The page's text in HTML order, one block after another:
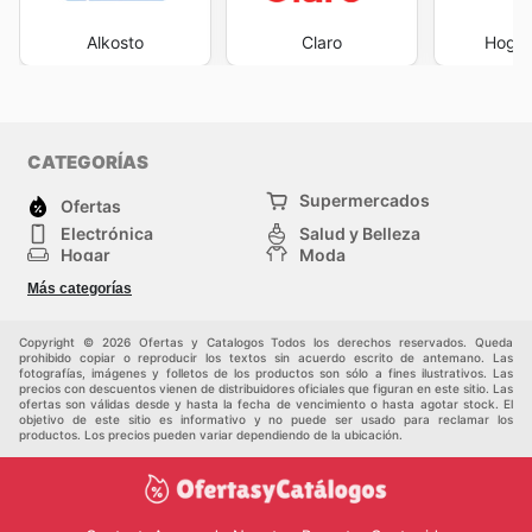
Alkosto Claro
CATEGORÍAS
Ofertas
Supermercados
Electrónica
Salud y Belleza
Hogar
Moda
Herramientas y jardinería
Infancia
Más categorías
Copyright © 2026 Ofertas y Catalogos Todos los derechos reservados. Queda
prohibido copiar o reproducir los textos sin acuerdo escrito de antemano. Las
fotografías, imágenes y folletos de los productos son sólo a fines ilustrativos. Las
precios con descuentos vienen de distribuidores oficiales que figuran en este sitio. Las
ofertas son válidas desde y hasta la fecha de vencimiento o hasta agotar stock. El
objetivo de este sitio es informativo y no puede ser usado para reclamar los
productos. Los precios pueden variar dependiendo de la ubicación.